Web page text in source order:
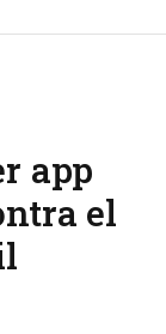
app
el